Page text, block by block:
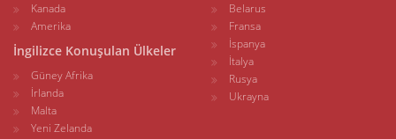
Kanada
Amerika
İngilizce Konuşulan Ülkeler
Güney Afrika
İrlanda
Malta
Yeni Zelanda
Belarus
Fransa
İspanya
İtalya
Rusya
Ukrayna